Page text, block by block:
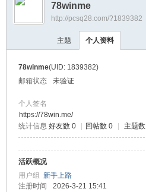
›
78winme
http://pcsq28.com/?1839382
主题 个人资料
78winme(UID: 1839382)
邮箱状态
未验证
个人签名
https://78win.me/
统计信息 好友数 0 回帖数 0 主题
活跃概况
用户组 新手上路
注册时间
2026-3-21 15:41